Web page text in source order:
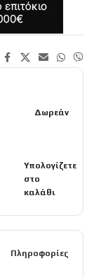
Δωρεάν
Υπολογίζετε
στο
καλάθι
Πληροφορίες